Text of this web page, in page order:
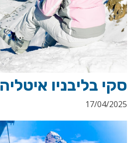
סקי בליבניו איטליה
17/04/2025